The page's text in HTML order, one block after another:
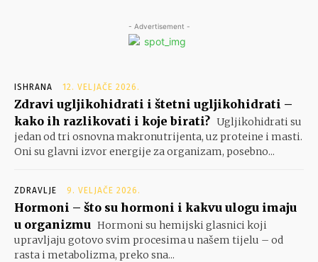
- Advertisement -
ISHRANA 12. VELJAČE 2026.
Zdravi ugljikohidrati i štetni ugljikohidrati –
kako ih razlikovati i koje birati? Ugljikohidrati su
jedan od tri osnovna makronutrijenta, uz proteine i masti.
Oni su glavni izvor energije za organizam, posebno...
ZDRAVLJE 9. VELJAČE 2026.
Hormoni – što su hormoni i kakvu ulogu imaju
u organizmu Hormoni su hemijski glasnici koji
upravljaju gotovo svim procesima u našem tijelu – od
rasta i metabolizma, preko sna...